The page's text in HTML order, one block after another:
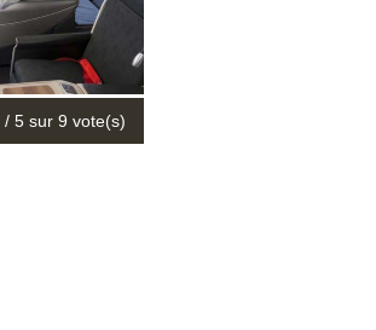
/ 5 sur 9 vote(s)